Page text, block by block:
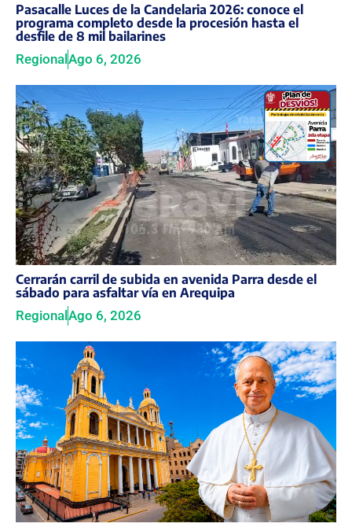
Pasacalle Luces de la Candelaria 2026: conoce el
programa completo desde la procesión hasta el
desfile de 8 mil bailarines
RegionalAgo 6, 2026
Cerrarán carril de subida en avenida Parra desde el
sábado para asfaltar vía en Arequipa
Regional Ago 6, 2026